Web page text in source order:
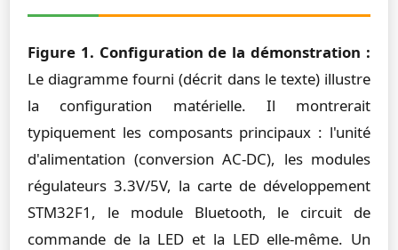
Figure 1. Configuration de la démonstration :
Le diagramme fourni (décrit dans le texte) illustre
la configuration matérielle. Il montrerait
typiquement les composants principaux : l'unité
d'alimentation (conversion AC-DC), les modules
régulateurs 3.3V/5V, la carte de développement
STM32F1, le module Bluetooth, le circuit de
commande de la LED et la LED elle-même. Un